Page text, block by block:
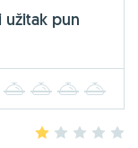
užitak pun
2 3 4
2 3 4